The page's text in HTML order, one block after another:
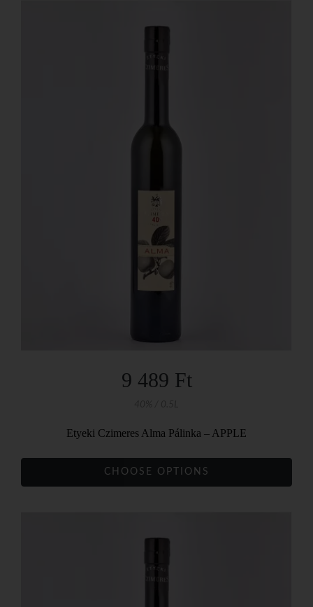
9 489 Ft
Etyeki Czimeres Alma Pálinka – APPLE
CHOOSE OPTIONS